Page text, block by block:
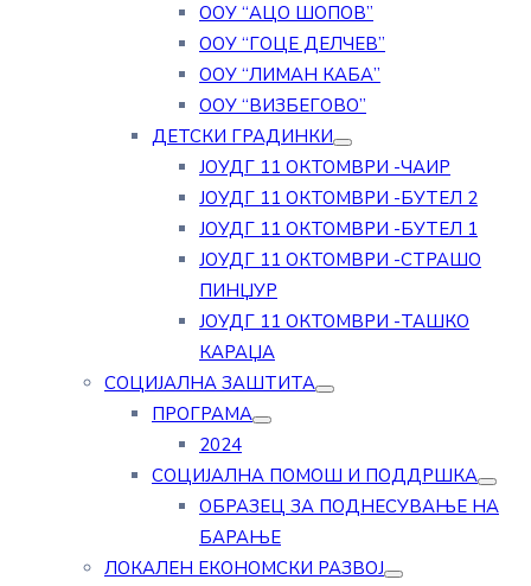
ООУ “АЦО ШОПОВ”
ООУ “ГОЦЕ ДЕЛЧЕВ”
ООУ “ЛИМАН КАБА”
ООУ “ВИЗБЕГОВО”
ДЕТСКИ ГРАДИНКИ
ЈОУДГ 11 ОКТОМВРИ -ЧАИР
ЈОУДГ 11 ОКТОМВРИ -БУТЕЛ 2
ЈОУДГ 11 ОКТОМВРИ -БУТЕЛ 1
ЈОУДГ 11 ОКТОМВРИ -СТРАШО
ПИНЏУР
ЈОУДГ 11 ОКТОМВРИ -ТАШКО
КАРАЏА
СОЦИЈАЛНА ЗАШТИТА
ПРОГРАМА
2024
СОЦИЈАЛНА ПОМОШ И ПОДДРШКА
ОБРАЗЕЦ ЗА ПОДНЕСУВАЊЕ НА
БАРАЊЕ
ЛОКАЛЕН ЕКОНОМСКИ РАЗВОЈ